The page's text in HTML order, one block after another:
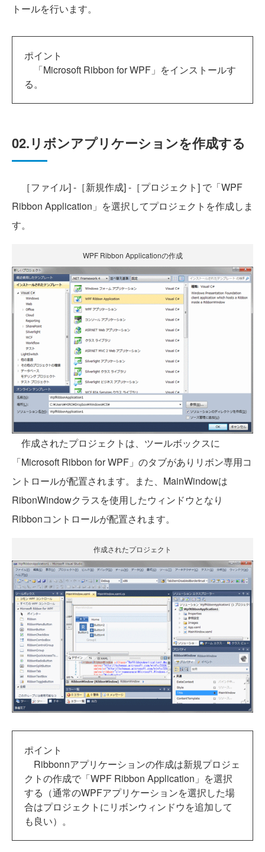
トールを行います。
ポイント
「Microsoft Ribbon for WPF」をインストールす
る。
02.リボンアプリケーションを作成する
［ファイル] -［新規作成] -［プロジェクト] で「WPF
Ribbon Application」を選択してプロジェクトを作成しま
す。
WPF Ribbon Applicationの作成
作成されたプロジェクトは、ツールボックスに
「Microsoft Ribbon for WPF」のタブがありリボン専用コ
ントロールが配置されます。また、MainWindowは
RibonWindowクラスを使用したウィンドウとなり
Ribbonコントロールが配置されます。
作成されたプロジェクト
ポイント
Ribbonnアプリケーションの作成は新規プロジェ
クトの作成で「WPF Ribbon Application」を選択
する（通常のWPFアプリケーションを選択した場
合はプロジェクトにリボンウィンドウを追加して
も良い）。